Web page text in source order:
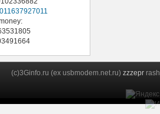
(c)3Ginfo.ru (ex usbmodem.net.ru) zzzepr